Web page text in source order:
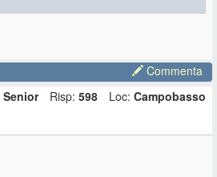
Commenta
Senior Risp: 598 Loc: Campobasso